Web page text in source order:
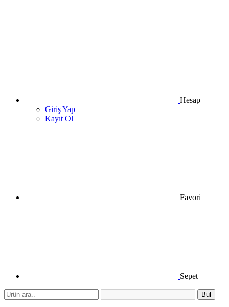
Hesap
Giriş Yap
Kayıt Ol
Favori
Sepet
Bul